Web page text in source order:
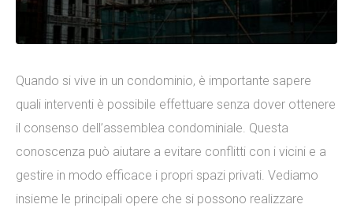
Quando si vive in un condominio, è importante sapere
quali interventi è possibile effettuare senza dover ottenere
il consenso dell’assemblea condominiale. Questa
conoscenza può aiutare a evitare conflitti con i vicini e a
gestire in modo efficace i propri spazi privati. Vediamo
insieme le principali opere che si possono realizzare